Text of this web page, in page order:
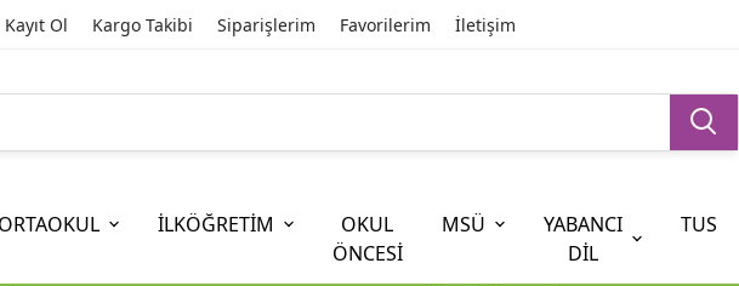
Kayıt Ol Kargo Takibi Siparişlerim Favorilerim İletişim
ORTAOKUL İLKÖĞRETİM
OKUL
ÖNCESİ
MSÜ
YABANCI
DİL
TUS